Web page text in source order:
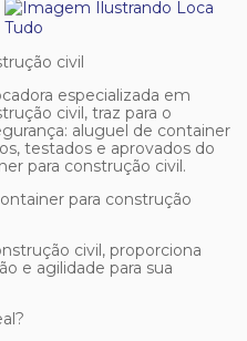
civil
especializada em
civil, traz para o
aluguel de container
testados e aprovados do
para construção civil.
para construção
civil, proporciona
e agilidade para sua